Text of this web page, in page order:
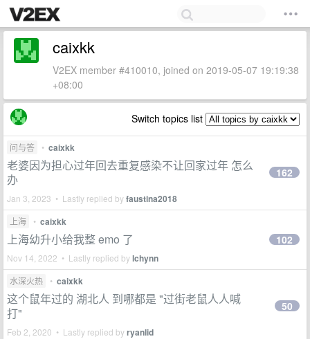
caixkk
V2EX member #410010, joined on 2019-05-07 19:19:38
+08:00
Switch topics list
问与答 • caixkk
老婆因为担心过年回去重复感染不让回家过年 怎么
办
Jan 3, 2023 • Lastly replied byfaustina2018
162
上海 • caixkk
上海幼升小给我整 emo 了
Nov 14, 2022 • Lastly replied bylchynn
102
水深火热 • caixkk
这个鼠年过的 湖北人 到哪都是 "过街老鼠人人喊
打"
Feb 2, 2020 • Lastly replied byryanlid
50